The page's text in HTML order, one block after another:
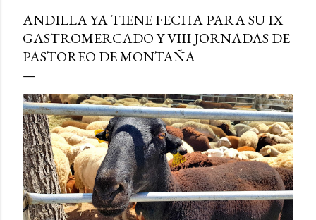
ANDILLA YA TIENE FECHA PARA SU IX
GASTROMERCADO Y VIII JORNADAS DE
PASTOREO DE MONTAÑA